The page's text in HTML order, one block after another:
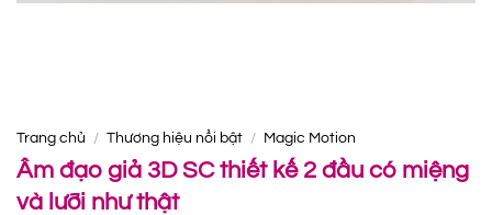
Trang chủ / Thương hiệu nổi bật / Magic Motion
Âm đạo giả 3D SC thiết kế 2 đầu có miệng
và lưỡi như thật